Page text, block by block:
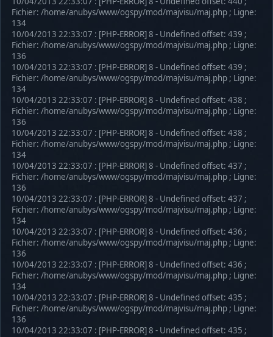
Fichier: /home/anubys/www/ogspy/mod/majvisu/maj.php ; Ligne:
134
10/04/2013 22:33:07 : [PHP-ERROR] 8 - Undefined offset: 439 ;
Fichier: /home/anubys/www/ogspy/mod/majvisu/maj.php ; Ligne:
136
10/04/2013 22:33:07 : [PHP-ERROR] 8 - Undefined offset: 439 ;
Fichier: /home/anubys/www/ogspy/mod/majvisu/maj.php ; Ligne:
134
10/04/2013 22:33:07 : [PHP-ERROR] 8 - Undefined offset: 438 ;
Fichier: /home/anubys/www/ogspy/mod/majvisu/maj.php ; Ligne:
136
10/04/2013 22:33:07 : [PHP-ERROR] 8 - Undefined offset: 438 ;
Fichier: /home/anubys/www/ogspy/mod/majvisu/maj.php ; Ligne:
134
10/04/2013 22:33:07 : [PHP-ERROR] 8 - Undefined offset: 437 ;
Fichier: /home/anubys/www/ogspy/mod/majvisu/maj.php ; Ligne:
136
10/04/2013 22:33:07 : [PHP-ERROR] 8 - Undefined offset: 437 ;
Fichier: /home/anubys/www/ogspy/mod/majvisu/maj.php ; Ligne:
134
10/04/2013 22:33:07 : [PHP-ERROR] 8 - Undefined offset: 436 ;
Fichier: /home/anubys/www/ogspy/mod/majvisu/maj.php ; Ligne:
136
10/04/2013 22:33:07 : [PHP-ERROR] 8 - Undefined offset: 436 ;
Fichier: /home/anubys/www/ogspy/mod/majvisu/maj.php ; Ligne:
134
10/04/2013 22:33:07 : [PHP-ERROR] 8 - Undefined offset: 435 ;
Fichier: /home/anubys/www/ogspy/mod/majvisu/maj.php ; Ligne:
136
10/04/2013 22:33:07 : [PHP-ERROR] 8 - Undefined offset: 435 ;